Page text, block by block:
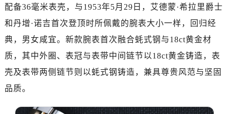
绍兴市越城区胜利东路379号世茂天际中心写字楼8层805室（需提前预约）
嘉兴市南湖区广益路705号嘉兴世界贸易中心写字楼A座13层1304室（需提前预约）
广州市天河区天河路230号万菱汇国际中心写字楼A塔7层704室（需提前预约）
广州市越秀区环市东路371-375号世界贸易中心大厦南塔写字楼15层07室（需提前预约）
配备36毫米表壳，与1953年5月29日，艾德蒙·希拉里爵士
和丹增·诺吉首次登顶时所佩戴的腕表大小一样，回归经
典，男女咸宜。新款腕表首次融合蚝式钢与18ct黄金材
质，其中外圈、表冠与表带中间链节以18ct黄金铸造，表
壳及表带两侧链节则以蚝式钢铸造，兼具尊贵风范与坚固
品质。